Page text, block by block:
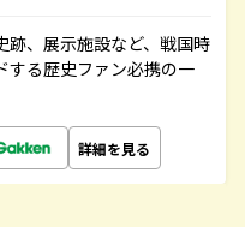
跡、展示施設など、戦国時
する歴史ファン必携の一
詳細を見る